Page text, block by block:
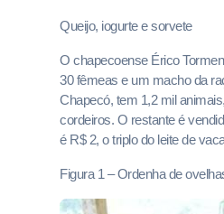
Queijo, iogurte e sorvete
O chapecoense Érico
30 fêmeas e um macho da
Chapecó, tem 1,2 mil
cordeiros. O restante é
é R$ 2, o triplo do leite de
Figura 1 – Ordenha de